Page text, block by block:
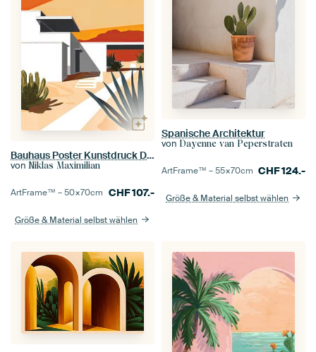
Bauhaus Poster Kunstdruck Design Architektur
von Niklas Maximilian
ArtFrame™ –50×70cm CHF107.-
Größe & Material selbst wählen
Spanische Architektur
von Dayenne van Peperstraten
ArtFrame™ –55×70cm CHF124.-
Größe & Material selbst wählen